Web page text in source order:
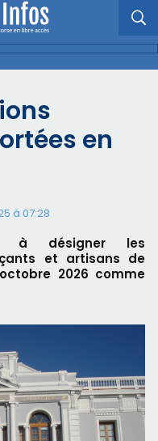
en
à 07:28
à désigner les
et artisans de
2026 comme